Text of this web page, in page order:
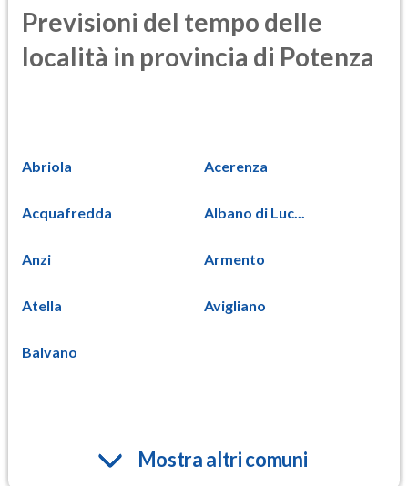
Previsioni del tempo delle
località in provincia di Potenza
Abriola Acerenza
Acquafredda Albano di Luc...
Anzi Armento
Atella Avigliano
Balvano
Mostra altri comuni